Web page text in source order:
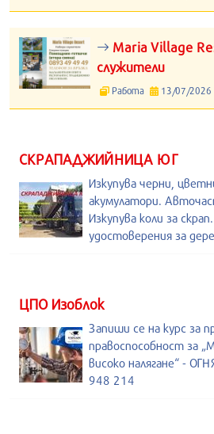
Maria Village
служители
Работа 13/07/2026
СКРАПАДЖИЙНИЦА ЮГ
Изкупува черни,
акумулатори.
Изкупува коли за
удостоверения за
ЦПО Изоблок
Запиши се на курс за
правоспособност за
високо налягане“ -
948 214